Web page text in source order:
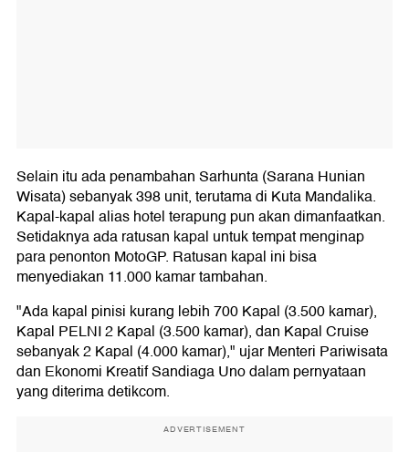
Selain itu ada penambahan Sarhunta (Sarana Hunian
Wisata) sebanyak 398 unit, terutama di Kuta Mandalika.
Kapal-kapal alias hotel terapung pun akan dimanfaatkan.
Setidaknya ada ratusan kapal untuk tempat menginap
para penonton MotoGP. Ratusan kapal ini bisa
menyediakan 11.000 kamar tambahan.
"Ada kapal pinisi kurang lebih 700 Kapal (3.500 kamar),
Kapal PELNI 2 Kapal (3.500 kamar), dan Kapal Cruise
sebanyak 2 Kapal (4.000 kamar)," ujar Menteri Pariwisata
dan Ekonomi Kreatif Sandiaga Uno dalam pernyataan
yang diterima detikcom.
ADVERTISEMENT